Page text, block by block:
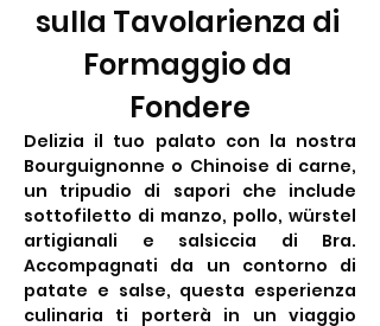
sulla Tavolarienza di
Formaggio da
Fondere
Delizia il tuo palato con la nostra
Bourguignonne o Chinoise di carne,
un tripudio di sapori che include
sottofiletto di manzo, pollo, würstel
artigianali e salsiccia di Bra.
Accompagnati da un contorno di
patate e salse, questa esperienza
culinaria ti porterà in un viaggio